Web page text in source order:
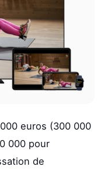
euros (300 000
000 pour
de